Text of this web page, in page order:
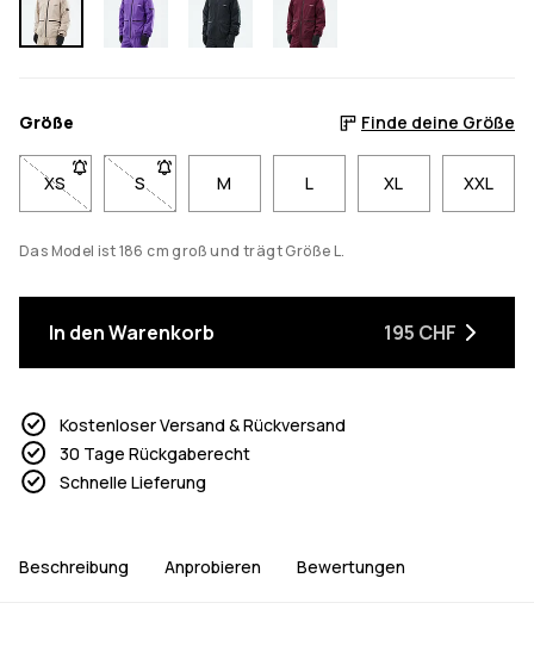
Größe Finde deine Größe
XS- Größe XS nicht verfügbar. Klicke, um benachrichtigt zu
S- Größe S nicht verfügbar. Klicke, um
M L XL XXL
Das Model ist 186 cm groß und trägt Größe L.
In den Warenkorb 195 CHF
Kostenloser Versand & Rückversand
30 Tage Rückgaberecht
Schnelle Lieferung
Beschreibung Anprobieren Bewertungen